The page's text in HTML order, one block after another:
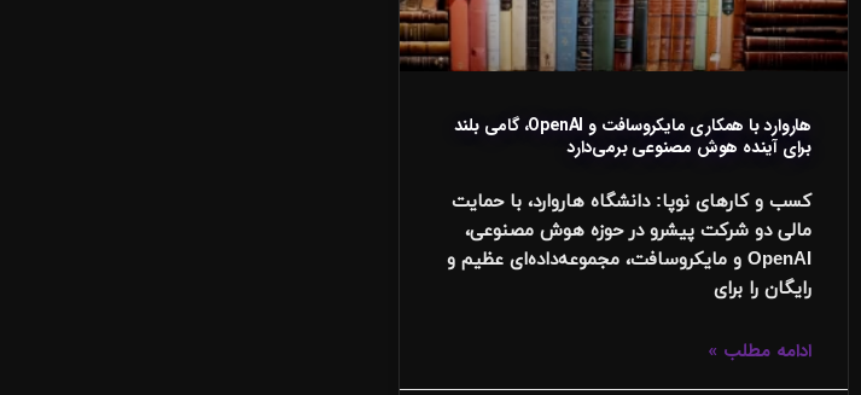
هاروارد با همکاری مایکروسافت و OpenAI، گامی بلند
برای آینده هوش مصنوعی برمی‌دارد
کسب و کارهای نوپا: دانشگاه هاروارد، با حمایت
مالی دو شرکت پیشرو در حوزه هوش مصنوعی،
OpenAI و مایکروسافت، مجموعه‌داده‌ای عظیم و
رایگان را برای
ادامه مطلب »